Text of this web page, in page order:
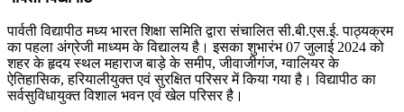
पार्वती विद्यापीठ मध्य भारत शिक्षा समिति द्वारा संचालित सी.बी.एस.ई. पाठ्यक्रम
का पहला अंग्रेजी माध्यम के विद्यालय है। इसका शुभारंभ 07 जुलाई 2024 को
शहर के हृदय स्थल महाराज बाड़े के समीप, जीवाजीगंज, ग्वालियर के
ऐतिहासिक, हरियालीयुक्त एवं सुरक्षित परिसर में किया गया है। विद्यापीठ का
सर्वसुविधायुक्त विशाल भवन एवं खेल परिसर है।